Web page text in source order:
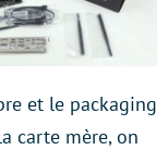
et le packaging
carte mère, on